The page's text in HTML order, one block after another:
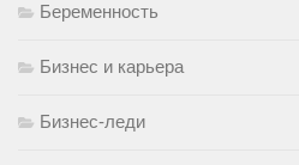
Беременность
Бизнес и карьера
Бизнес-леди